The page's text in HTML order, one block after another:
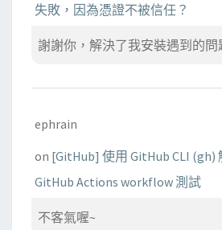
失敗，因為憑證不被信任？
謝謝你，解決了我安裝遇到的問
ephrain
on [GitHub] 使用 GitHub CLI (gh)
GitHub Actions workflow 測試
不客氣喔~